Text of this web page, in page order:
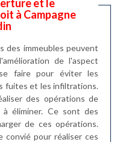
et le
à Campagne
des immeubles peuvent
de l'aspect
faire pour éviter les
fuites et les infiltrations.
des opérations de
à éliminer. Ce sont des
de ces opérations.
pour réaliser ces